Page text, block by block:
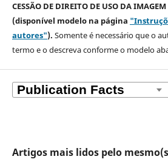
CESSÃO DE DIREITO DE USO DA IMAGEM
(disponível modelo na página
autores"). Somente é necessário que o
termo e o descrevaconforme o modelo
Artigos mais lidos pelo